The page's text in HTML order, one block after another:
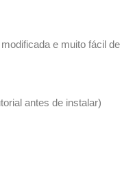
e muito fácil de
antes de instalar)